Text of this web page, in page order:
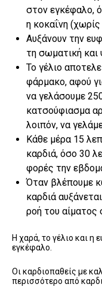
στον εγκέφαλο,
η κοκαΐνη
Αυξάνουν την
τη σωματική και
Το γέλιο
φάρμακο, αφού
να γελάσουμε
κατσούφιασμα
λοιπόν, να
Κάθε μέρα 15
καρδιά, όσο 30
φορές την
Όταν βλέπουμε
καρδιά
ροή του αίματος
Η χαρά, το γέλιο και η
εγκέφαλο.
Οι καρδιοπαθείς με
περισσότερο από